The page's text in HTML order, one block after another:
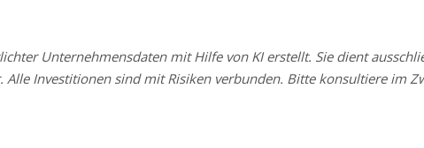
Unternehmensdaten mit Hilfe von KI erstellt. Sie dient
Investitionen sind mit Risiken verbunden. Bitte konsultiere im